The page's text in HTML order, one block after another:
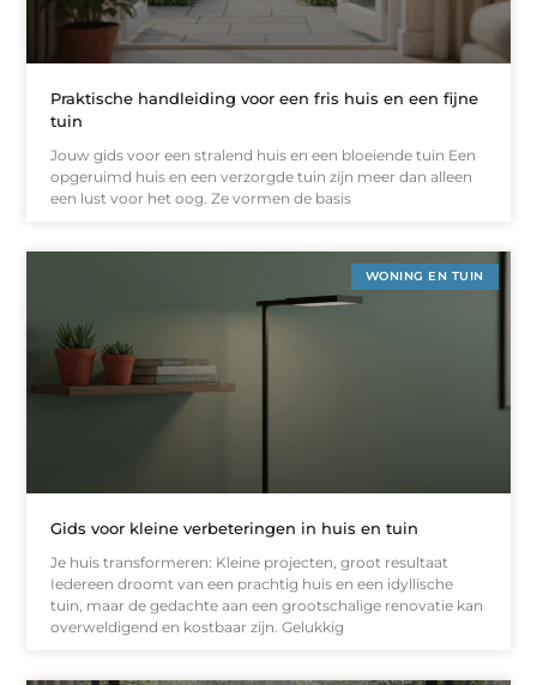
Praktische handleiding voor een fris huis en een fijne
tuin
Jouw gids voor een stralend huis en een bloeiende tuin Een
opgeruimd huis en een verzorgde tuin zijn meer dan alleen
een lust voor het oog. Ze vormen de basis
WONING EN TUIN
Gids voor kleine verbeteringen in huis en tuin
Je huis transformeren: Kleine projecten, groot resultaat
Iedereen droomt van een prachtig huis en een idyllische
tuin, maar de gedachte aan een grootschalige renovatie kan
overweldigend en kostbaar zijn. Gelukkig